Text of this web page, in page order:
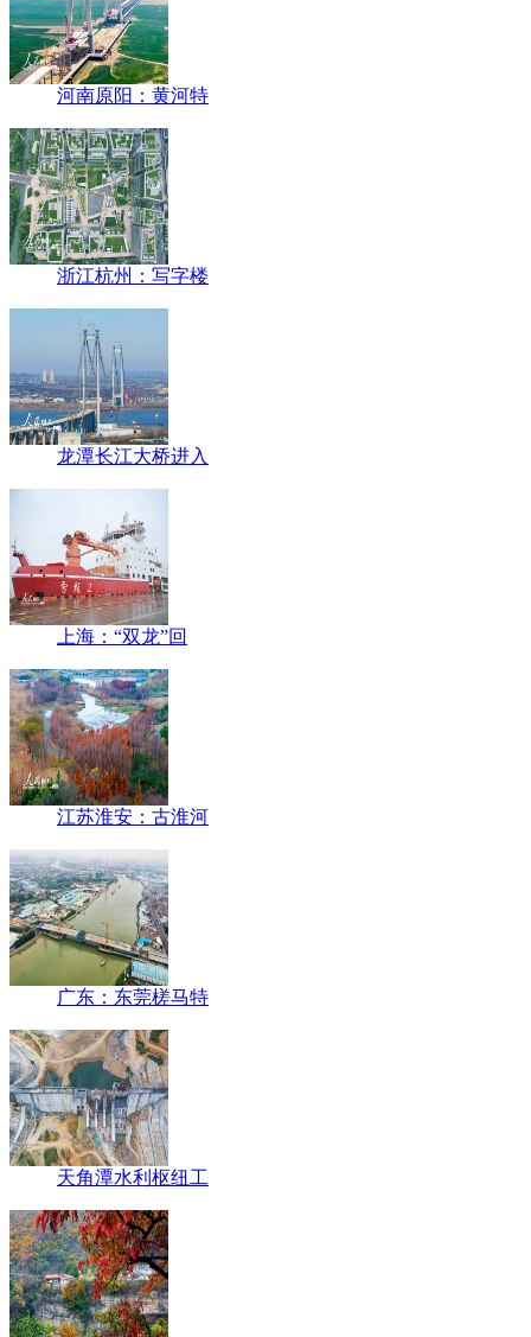
河南原阳：黄河特
浙江杭州：写字楼
龙潭长江大桥进入
上海：“双龙”回
江苏淮安：古淮河
广东：东莞槎马特
天角潭水利枢纽工